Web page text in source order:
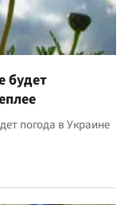
будет
погода в Украине